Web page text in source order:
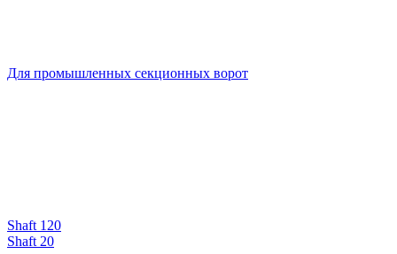
Для промышленных секционных ворот
Shaft 120
Shaft 20